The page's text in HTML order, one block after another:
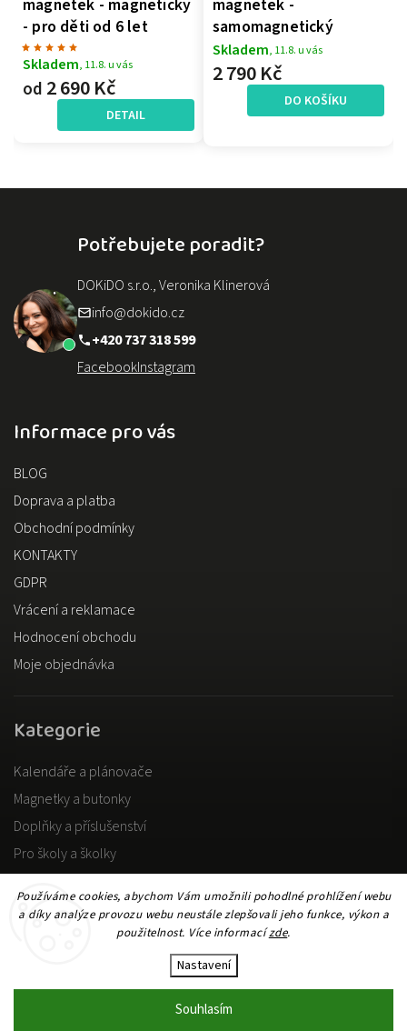
Používáme cookies, abychom Vám umožnili pohodlné prohlížení webu
a díky analýze provozu webu neustále zlepšovali jeho funkce, výkon a
použitelnost. Více informacízde.
Nastavení
Souhlasím
magnetek - magnetický
- pro děti od 6 let
Skladem, 11.8. u vás
od 2 690 Kč
DETAIL
magnetek -
samomagnetický
Skladem, 11.8. u vás
2 790 Kč
DO KOŠÍKU
Kategorie
Kalendáře a plánovače
Magnetky a butonky
Doplňky a příslušenství
Pro školy a školky
Informace pro vás
BLOG
Doprava a platba
Obchodní podmínky
KONTAKTY
GDPR
Vrácení a reklamace
Hodnocení obchodu
Moje objednávka
Potřebujete poradit?
DOKiDO s.r.o., Veronika Klinerová
info@dokido.cz
+420 737 318 599
FacebookInstagram
Copyright 2026DOKiDO. Všechna práva vyhrazena.
Upravit nastavení cookies